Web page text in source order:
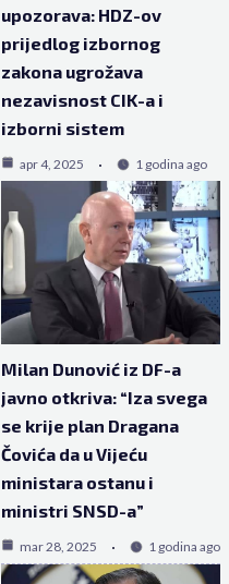
upozorava: HDZ-ov
prijedlog izbornog
zakona ugrožava
nezavisnost CIK-a i
izborni sistem
apr 4, 2025 1 godina ago
Milan Dunović iz DF-a
javno otkriva: “Iza svega
se krije plan Dragana
Čovića da u Vijeću
ministara ostanu i
ministri SNSD-a”
mar 28, 2025 1 godina ago